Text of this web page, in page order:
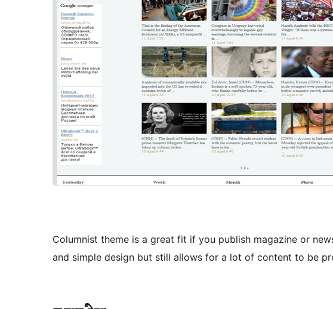
Columnist theme is a great fit if you publish magazine or
and simple design but still allows for a lot of content to be